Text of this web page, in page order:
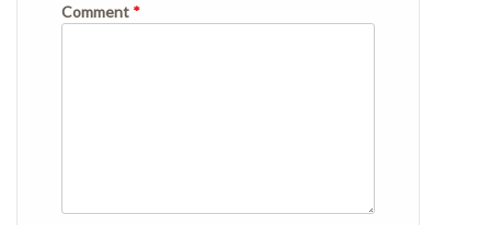
Comment *